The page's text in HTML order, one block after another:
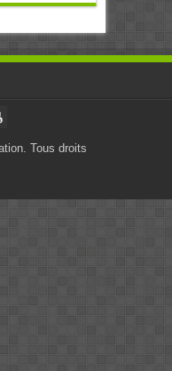
Tous droits